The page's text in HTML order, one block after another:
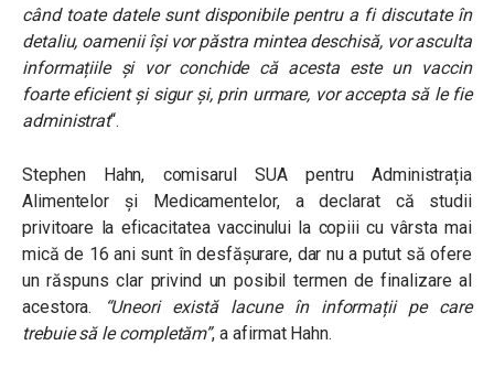
când toate datele sunt disponibile pentru a fi discutate în
detaliu, oamenii își vor păstra mintea deschisă, vor asculta
informațiile și vor conchide că acesta este un vaccin
foarte eficient și sigur și, prin urmare, vor accepta să le fie
administrat“.
Stephen Hahn, comisarul SUA pentru Administrația
Alimentelor și Medicamentelor, a declarat că studii
privitoare la eficacitatea vaccinului la copiii cu vârsta mai
mică de 16 ani sunt în desfășurare, dar nu a putut să ofere
un răspuns clar privind un posibil termen de finalizare al
acestora. “Uneori există lacune în informații pe care
trebuie să le completăm”, a afirmat Hahn.